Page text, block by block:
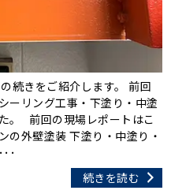
続きをご紹介します。 前回
ーリング工事・下塗り・中塗
。 前回の現場レポートはこ
の外壁塗装 下塗り・中塗り・
･
続きを読む